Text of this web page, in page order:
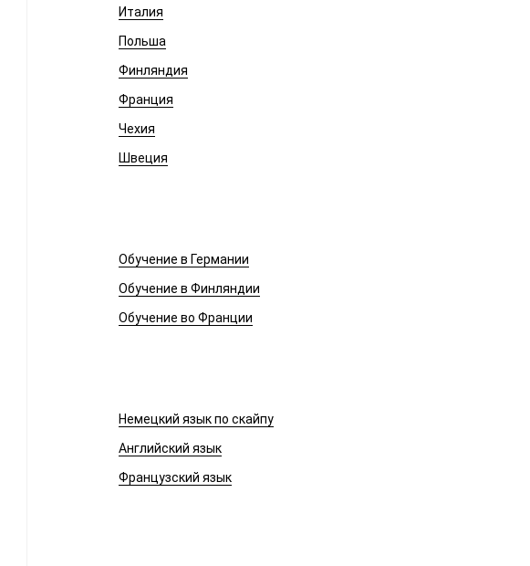
Италия
Польша
Финляндия
Франция
Чехия
Швеция
Обучение в Германии
Обучение в Финляндии
Обучение во Франции
Немецкий язык по скайпу
Английский язык
Французский язык